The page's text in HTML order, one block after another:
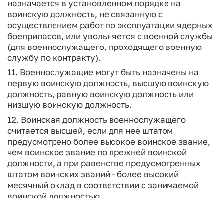
назначается в установленном порядке на
воинскую должность, не связанную с
осуществлением работ по эксплуатации ядерных
боеприпасов, или увольняется с военной службы
(для военнослужащего, проходящего военную
службу по контракту).
11. Военнослужащие могут быть назначены на
первую воинскую должность, высшую воинскую
должность, равную воинскую должность или
низшую воинскую должность.
12. Воинская должность военнослужащего
считается высшей, если для нее штатом
предусмотрено более высокое воинское звание,
чем воинское звание по прежней воинской
должности, а при равенстве предусмотренных
штатом воинских званий - более высокий
месячный оклад в соответствии с занимаемой
воинской должностью.